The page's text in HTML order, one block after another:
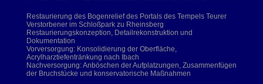
Restaurierung des Bogenrelief des Portals des Tempels Teurer
Verstorbener im Schloßpark zu Rheinsberg
Restaurierungskonzeption, Detailrekonstruktion und
Dokumentation
Vorversorgung: Konsolidierung der Oberfläche,
Acrylharztiefentränkung nach Ibach
Nachversorgung: Anböschen der Aufplatzungen, Zusammenfügen
der Bruchstücke und konservatorische Maßnahmen